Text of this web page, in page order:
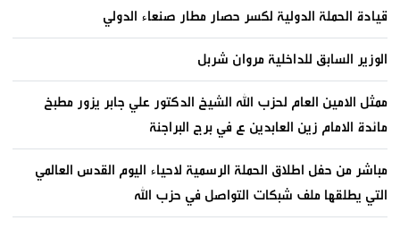
قيادة الحملة الدولية لكسر حصار مطار صنعاء الدولي
الوزير السابق للداخلية مروان شربل
ممثل الامين العام لحزب الله الشيخ الدكتور علي جابر يزور مطبخ
مائدة الامام زين العابدين ع في برج البراجنة
مباشر من حفل اطلاق الحملة الرسمية لاحياء اليوم القدس العالمي
التي يطلقها ملف شبكات التواصل في حزب الله